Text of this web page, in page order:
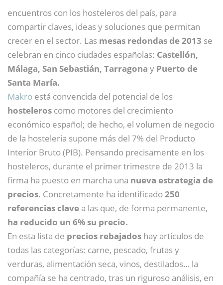
encuentros con los hosteleros del país, para
compartir claves, ideas y soluciones que permitan
crecer en el sector. Las mesas redondas de 2013 se
celebran en cinco ciudades españolas: Castellón,
Málaga, San Sebastián, Tarragona y Puerto de
Santa María.
Makro está convencida del potencial de los
hosteleros como motores del crecimiento
económico español; de hecho, el volumen de negocio
de la hosteleria supone más del 7% del Producto
Interior Bruto (PIB). Pensando precisamente en los
hosteleros, durante el primer trimestre de 2013 la
firma ha puesto en marcha una nueva estrategia de
precios. Concretamente ha identificado250
referencias clave a las que, de forma permanente,
ha reducido un 6% su precio.
En esta lista de precios rebajados hay artículos de
todas las categorías: carne, pescado, frutas y
verduras, alimentación seca, vinos, destilados… la
compañía se ha centrado, tras un riguroso análisis, en